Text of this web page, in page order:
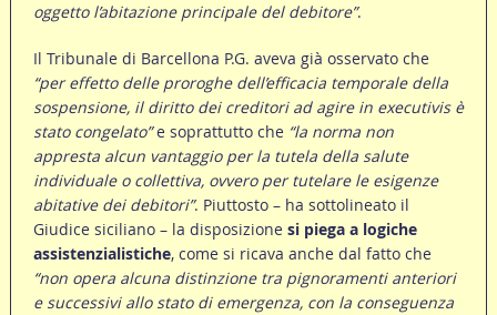
oggetto l’abitazione principale del debitore”.
Il Tribunale di Barcellona P.G. aveva già osservato che
“per effetto delle proroghe dell’efficacia temporale della
sospensione, il diritto dei creditori ad agire in executivis è
stato congelato”e soprattutto che “la norma non
appresta alcun vantaggio per la tutela della salute
individuale o collettiva, ovvero per tutelare le esigenze
abitative dei debitori”. Piuttosto – ha sottolineato il
Giudice siciliano – la disposizione si piega a logiche
assistenzialistiche, come si ricava anche dal fatto che
“non opera alcuna distinzione tra pignoramenti anteriori
e successivi allo stato di emergenza, con la conseguenza